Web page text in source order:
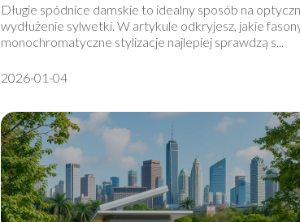
Długie spódnice damskie to idealny sposób na
wydłużenie sylwetki. W artykule odkryjesz, jakie
monochromatyczne stylizacje najlepiej sprawdzą s...
2026-01-04